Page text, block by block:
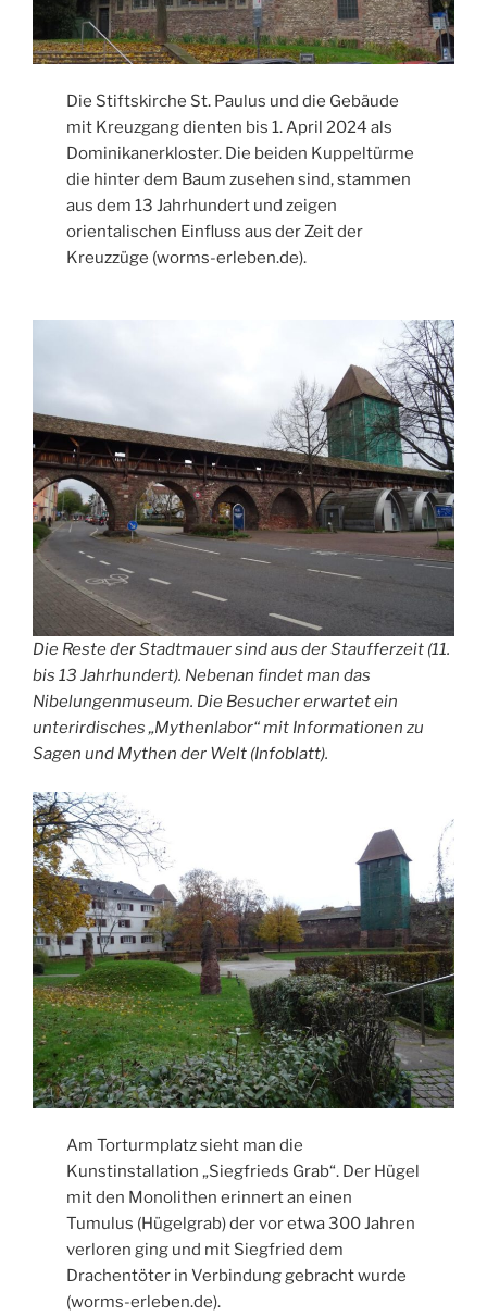
Die Stiftskirche St. Paulus und die Gebäude
mit Kreuzgang dienten bis 1. April 2024 als
Dominikanerkloster. Die beiden Kuppeltürme
die hinter dem Baum zusehen sind, stammen
aus dem 13 Jahrhundert und zeigen
orientalischen Einfluss aus der Zeit der
Kreuzzüge (worms-erleben.de).
Die Reste der Stadtmauer sind aus der Staufferzeit (11.
bis 13 Jahrhundert). Nebenan findet man das
Nibelungenmuseum. Die Besucher erwartet ein
unterirdisches „Mythenlabor“ mit Informationen zu
Sagen und Mythen der Welt (Infoblatt).
Am Torturmplatz sieht man die
Kunstinstallation „Siegfrieds Grab“. Der Hügel
mit den Monolithen erinnert an einen
Tumulus (Hügelgrab) der vor etwa 300 Jahren
verloren ging und mit Siegfried dem
Drachentöter in Verbindung gebracht wurde
(worms-erleben.de).